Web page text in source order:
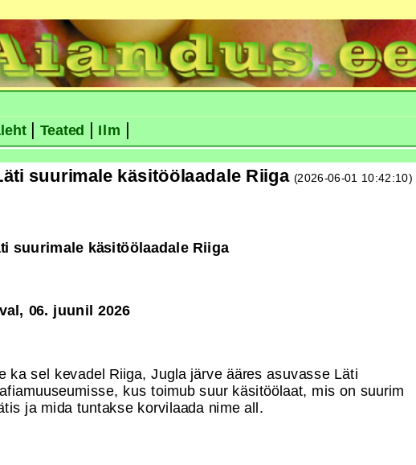
| Teated Ilm
suurimale käsitöölaadale Riiga (2026-06-01 10:42:10)
suurimale käsitöölaadale Riiga
06. juunil 2026
ka sel kevadel Riiga, Jugla järve ääres asuvasse Läti
kus toimub suur käsitöölaat, mis on suurim
ja mida tuntakse korvilaada nime all.